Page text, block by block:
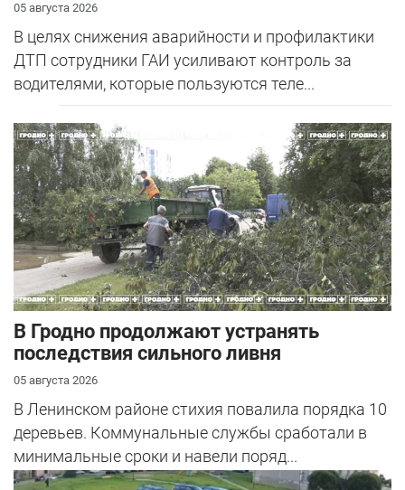
05 августа 2026
В целях снижения аварийности и профилактики
ДТП сотрудники ГАИ усиливают контроль за
водителями, которые пользуются теле...
В Гродно продолжают устранять
последствия сильного ливня
05 августа 2026
В Ленинском районе стихия повалила порядка 10
деревьев. Коммунальные службы сработали в
минимальные сроки и навели поряд...